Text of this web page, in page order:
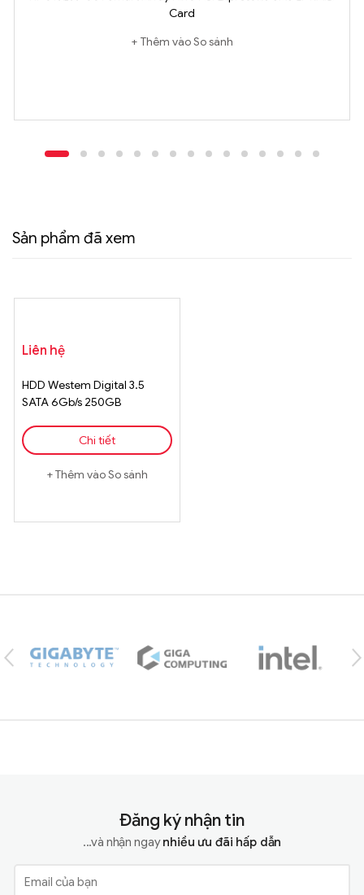
Card
Thêm vào So sánh
Sản phẩm đã xem
Liên hệ
HDD Westem Digital 3.5
SATA 6Gb/s 250GB
Chi tiết
Thêm vào So sánh
Đăng ký nhận tin
...và nhận ngaynhiều ưu đãi hấp dẫn